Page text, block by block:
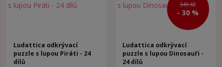
Ludattica odkrývací
puzzle s lupou Piráti - 24
dílů
349 Kč
- 30 %
Ludattica odkrývací
puzzle s lupou Dinosauři -
24 dílů